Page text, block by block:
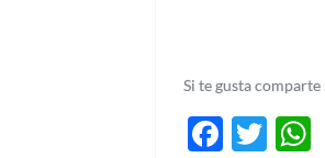
Si te gusta comparte